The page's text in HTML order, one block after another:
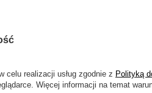
NAPISZ
celu realizacji usług zgodnie z Polityką
Więcej informacji na temat